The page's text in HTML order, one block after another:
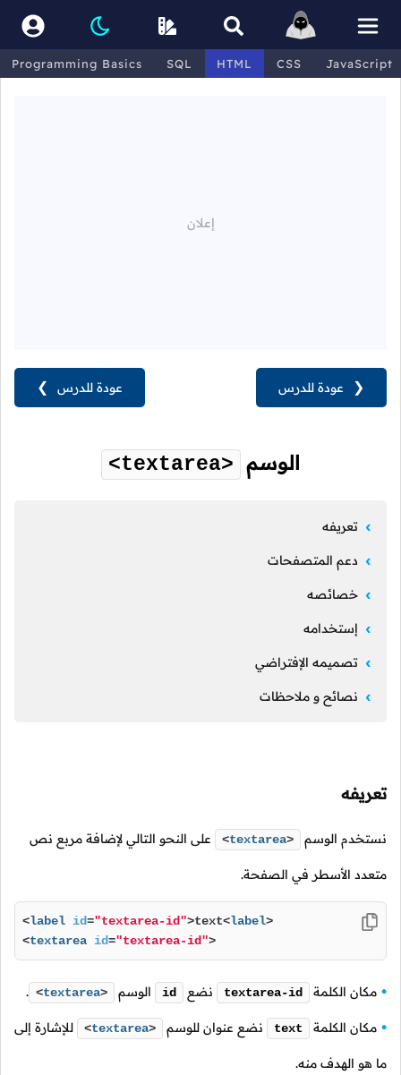
Programming Basics SQL HTML CSS JavaScript
عودة للدرس ❯ ❮ عودة للدرس
الوسم <textarea>
تعريفه
دعم المتصفحات
خصائصه
إستخدامه
تصميمه الإفتراضي
نصائح و ملاحظات
تعريفه
نستخدم الوسم <textarea> على النحو التالي لإضافة مربع نص
متعدد الأسطر في الصفحة.
<label id="textarea-id">text<label>
<textarea id="textarea-id">
مكان الكلمة textarea-id نضع id الوسم <textarea>
.
مكان الكلمة text نضع عنوان للوسم <textarea> للإشارة إلى
ما هو الهدف منه.